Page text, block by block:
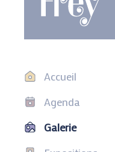
Accueil
Agenda
Galerie